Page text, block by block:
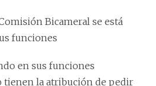
Bicameral se está
funciones
en sus funciones
tienen la atribución de pedir